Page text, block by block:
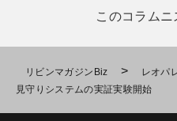
このコラム
リビンマガジンBiz >
レオパ
見守りシステムの実証実験開始